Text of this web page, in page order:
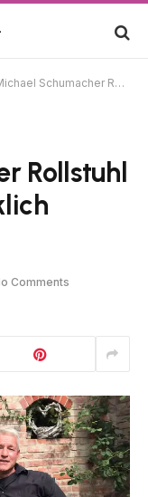
Schumacher Rollstuhl Garten: Was ist wirklich bekannt?
Rollstuhl
Comments